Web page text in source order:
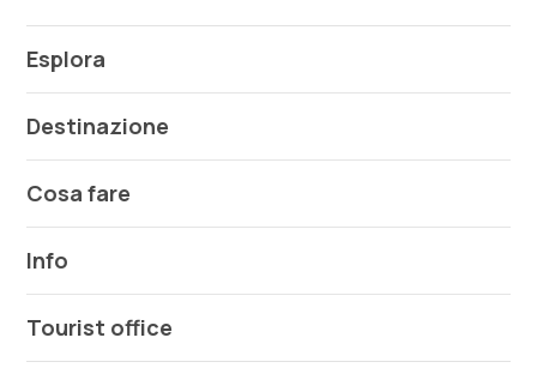
Esplora
Destinazione
Cosa fare
Info
Tourist office